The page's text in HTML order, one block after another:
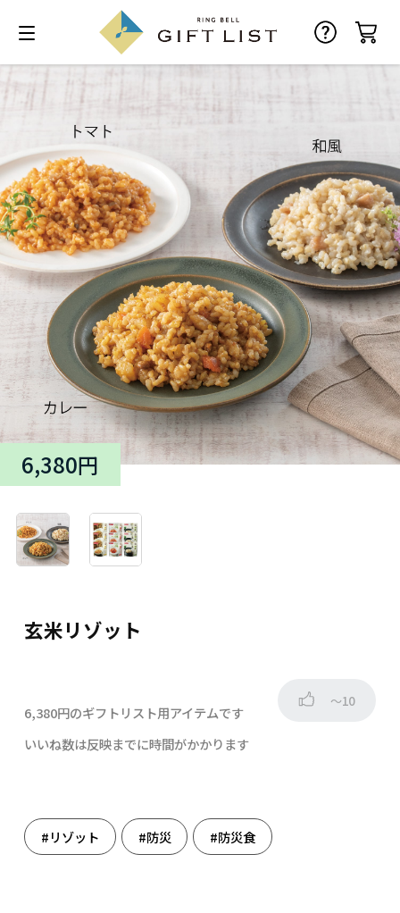
玄米リゾット
6,380円
6,380円のギフトリスト用アイテムです
～10
いいね数は反映までに時間がかかります
#リゾット #防災 #防災食